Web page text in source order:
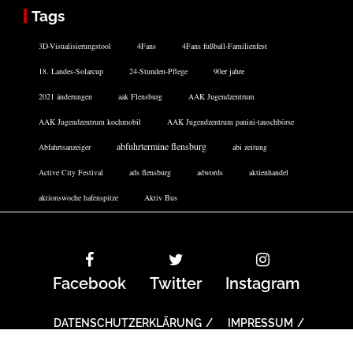
Tags
3D-Visualisierungstool 4Fans 4Fans fußball-Familienfest
18. Landes-Solarcup 24-Stunden-Pflege 90er jahre
2021 änderungen aak Flensburg AAK Jugendzentrum
AAK Jugendzentrum kochmobil AAK Jugendzentrum panini-tauschbörse
Abfahrtsanzeiger abfuhrtermine flensburg abi zeitung
Active City Festival ads flensburg adwords aktienhandel
aktionswoche hafenspitze Aktiv Bus
Facebook Twitter Instagram
DATENSCHUTZERKLÄRUNG IMPRESSUM